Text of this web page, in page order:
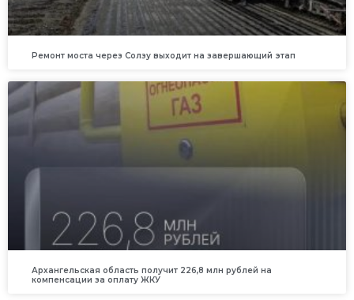
Ремонт моста через Солзу выходит на завершающий этап
Архангельская область получит 226,8 млн рублей на
компенсации за оплату ЖКУ